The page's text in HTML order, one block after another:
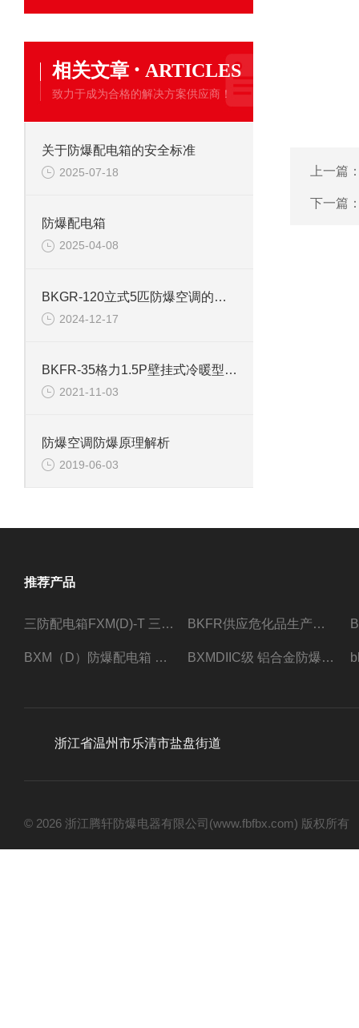
相关文章 · ARTICLES
致力于成为合格的解决方案供应商！
关于防爆配电箱的安全标准
2025-07-18
防爆配电箱
2025-04-08
BKGR-120立式5匹防爆空调的安装和使用
2024-12-17
BKFR-35格力1.5P壁挂式冷暖型防爆空调器
2021-11-03
防爆空调防爆原理解析
2019-06-03
上一篇
下一篇
推荐产品
三防配电箱FXM(D)-T 三防型黑色工程塑料 BKFR供应危化品生产车间1.5匹2匹3匹5匹防爆空调
BXM（D）防爆配电箱 防爆照明动力箱厂家 定做 BXMDIIC级 铝合金防爆照明动力配电箱 加工定做
浙江省温州市乐清市盐盘街道
© 2026 浙江腾轩防爆电器有限公司(www.fbfbx.com) 版权所